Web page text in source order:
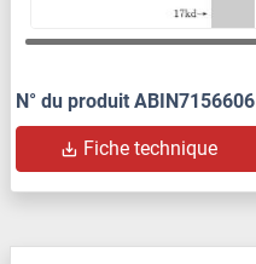
N° du produit ABIN7156606
Fiche technique